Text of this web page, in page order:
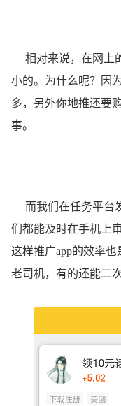
相对来说，在网上
小的。为什么呢？因
多，另外你地推还要
事。
而我们在任务平台
们都能及时在手机上
这样推广app的效率
老司机，有的还能二